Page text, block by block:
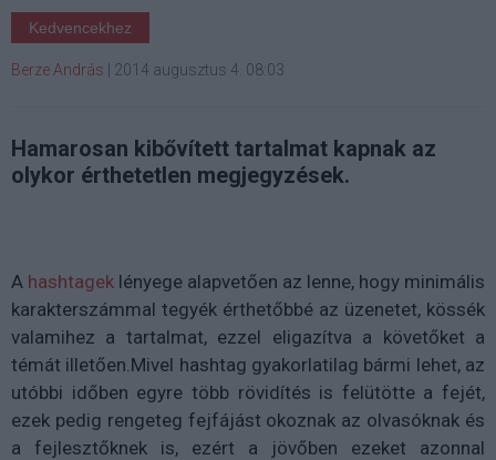
Kedvencekhez
Berze András | 2014 augusztus 4. 08:03
Hamarosan kibővített tartalmat kapnak az
olykor érthetetlen megjegyzések.
A hashtagek lényege alapvetően az lenne, hogy minimális
karakterszámmal tegyék érthetőbbé az üzenetet, kössék
valamihez a tartalmat, ezzel eligazítva a követőket a
témát illetően.Mivel hashtag gyakorlatilag bármi lehet, az
utóbbi időben egyre több rövidítés is felütötte a fejét,
ezek pedig rengeteg fejfájást okoznak az olvasóknak és
a fejlesztőknek is, ezért a jövőben ezeket azonnal